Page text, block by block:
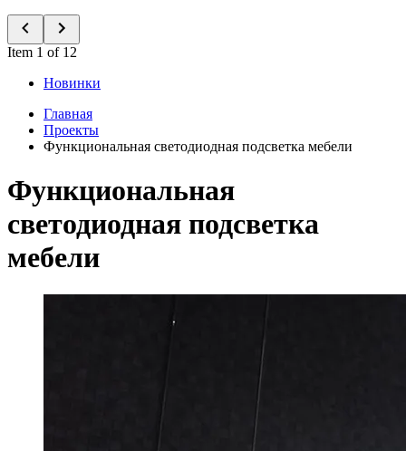
Item 1 of 12
Новинки
Главная
Проекты
Функциональная светодиодная подсветка мебели
Функциональная
светодиодная подсветка
мебели